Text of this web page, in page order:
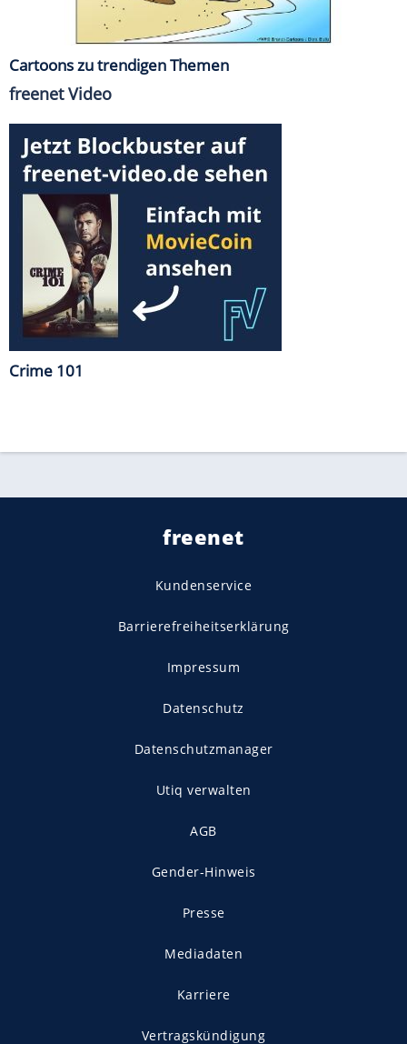
Cartoons zu trendigen Themen
freenet Video
Crime 101
freenet
Kundenservice
Barrierefreiheitserklärung
Impressum
Datenschutz
Datenschutzmanager
Utiq verwalten
AGB
Gender-Hinweis
Presse
Mediadaten
Karriere
Vertragskündigung